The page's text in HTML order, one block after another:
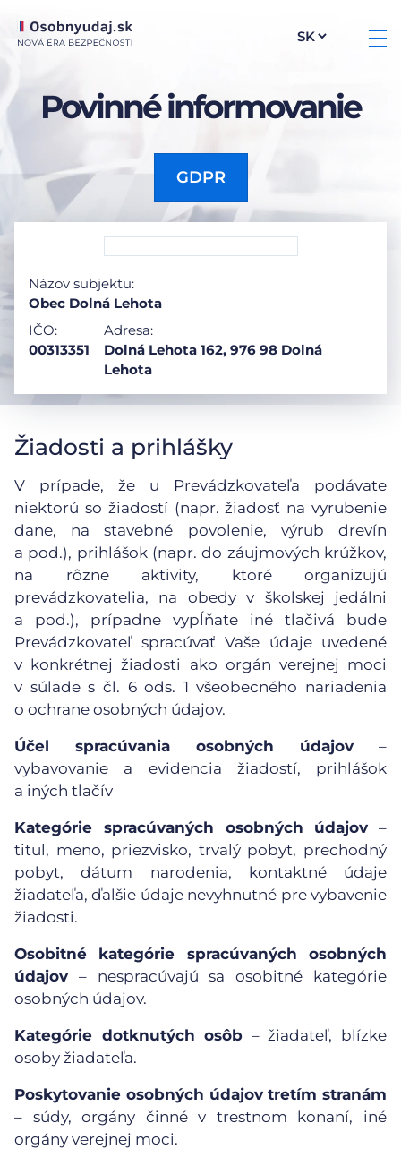
Povinné informovanie
GDPR
Názov subjektu:
Obec Dolná Lehota
IČO:
00313351
Adresa:
Dolná Lehota 162, 976 98 Dolná
Lehota
Žiadosti a prihlášky
V prípade, že u Prevádzkovateľa podávate
niektorú so žiadostí (napr. žiadosť na vyrubenie
dane, na stavebné povolenie, výrub drevín
a pod.), prihlášok (napr. do záujmových krúžkov,
na rôzne aktivity, ktoré organizujú
prevádzkovatelia, na obedy v školskej jedálni
a pod.), prípadne vypĺňate iné tlačivá bude
Prevádzkovateľ spracúvať Vaše údaje uvedené
v konkrétnej žiadosti ako orgán verejnej moci
v súlade s čl. 6 ods. 1 všeobecného nariadenia
o ochrane osobných údajov.
Účel spracúvania osobných údajov –
vybavovanie a evidencia žiadostí, prihlášok
a iných tlačív
Kategórie spracúvaných osobných údajov –
titul, meno, priezvisko, trvalý pobyt, prechodný
pobyt, dátum narodenia, kontaktné údaje
žiadateľa, ďalšie údaje nevyhnutné pre vybavenie
žiadosti.
Osobitné kategórie spracúvaných osobných
údajov – nespracúvajú sa osobitné kategórie
osobných údajov.
Kategórie dotknutých osôb – žiadateľ, blízke
osoby žiadateľa.
Poskytovanie osobných údajov tretím stranám
– súdy, orgány činné v trestnom konaní, iné
orgány verejnej moci.